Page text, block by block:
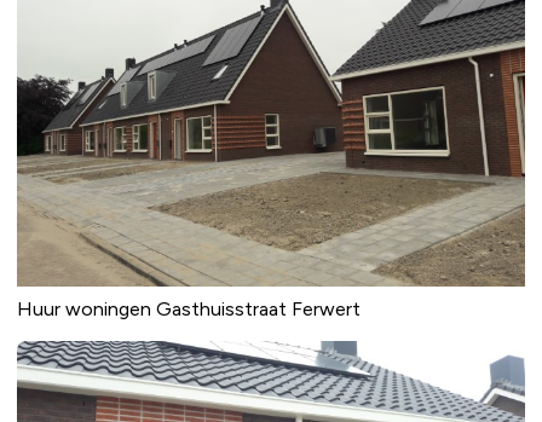
Huur woningen Gasthuisstraat Ferwert